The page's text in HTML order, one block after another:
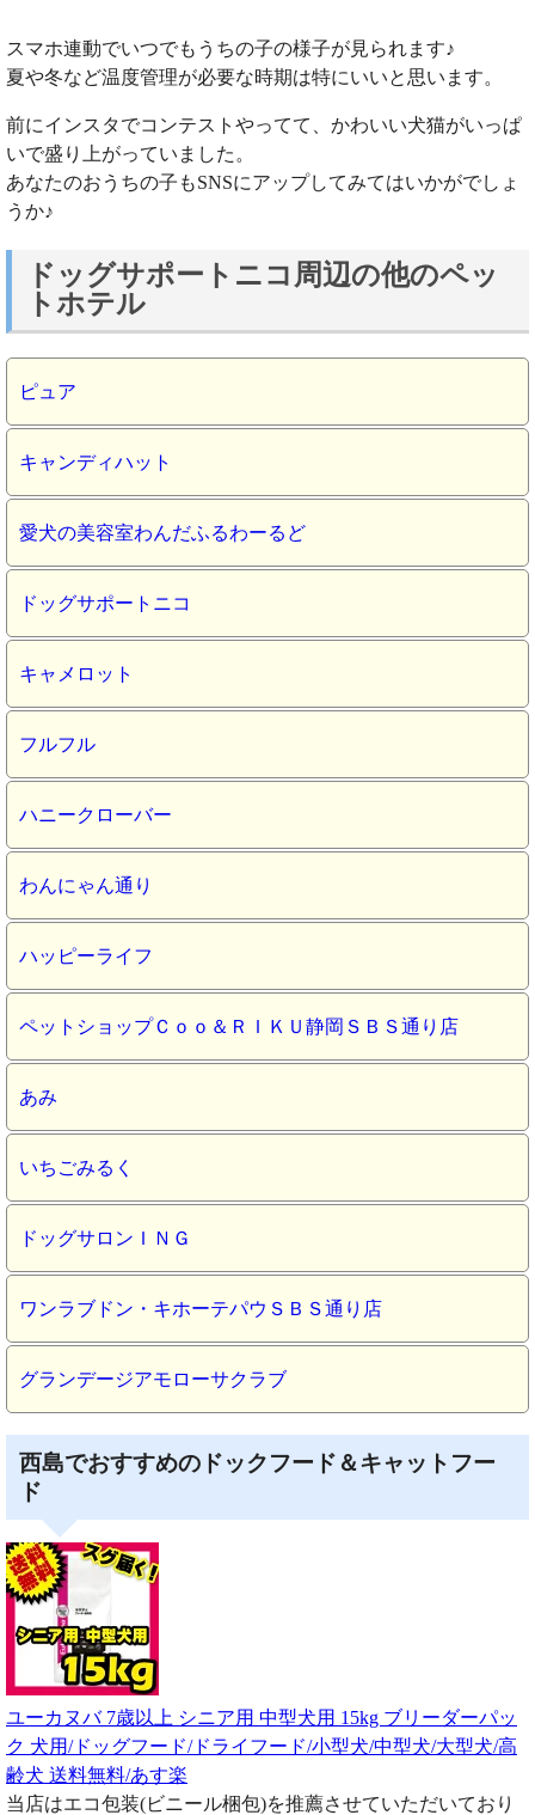
スマホ連動でいつでもうちの子の様子が見られます♪
夏や冬など温度管理が必要な時期は特にいいと思います。
前にインスタでコンテストやってて、かわいい犬猫がいっぱ
いで盛り上がっていました。
あなたのおうちの子もSNSにアップしてみてはいかがでしょ
うか♪
ドッグサポートニコ周辺の他のペッ
トホテル
ピュア
キャンディハット
愛犬の美容室わんだふるわーるど
ドッグサポートニコ
キャメロット
フルフル
ハニークローバー
わんにゃん通り
ハッピーライフ
ペットショップＣｏｏ＆ＲＩＫＵ静岡ＳＢＳ通り店
あみ
いちごみるく
ドッグサロンＩＮＧ
ワンラブドン・キホーテパウＳＢＳ通り店
グランデージアモローサクラブ
西島でおすすめのドックフード＆キャットフー
ド
ユーカヌバ 7歳以上 シニア用 中型犬用 15kg ブリーダーパッ
ク 犬用/ドッグフード/ドライフード/小型犬/中型犬/大型犬/高
齢犬 送料無料/あす楽
当店はエコ包装(ビニール梱包)を推薦させていただいており